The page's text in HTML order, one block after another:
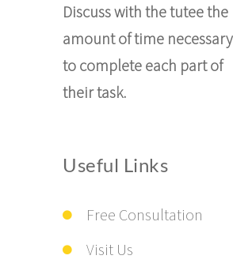
Discuss with the tutee the
amount of time necessary
to complete each part of
their task.
Useful Links
Free Consultation
Visit Us